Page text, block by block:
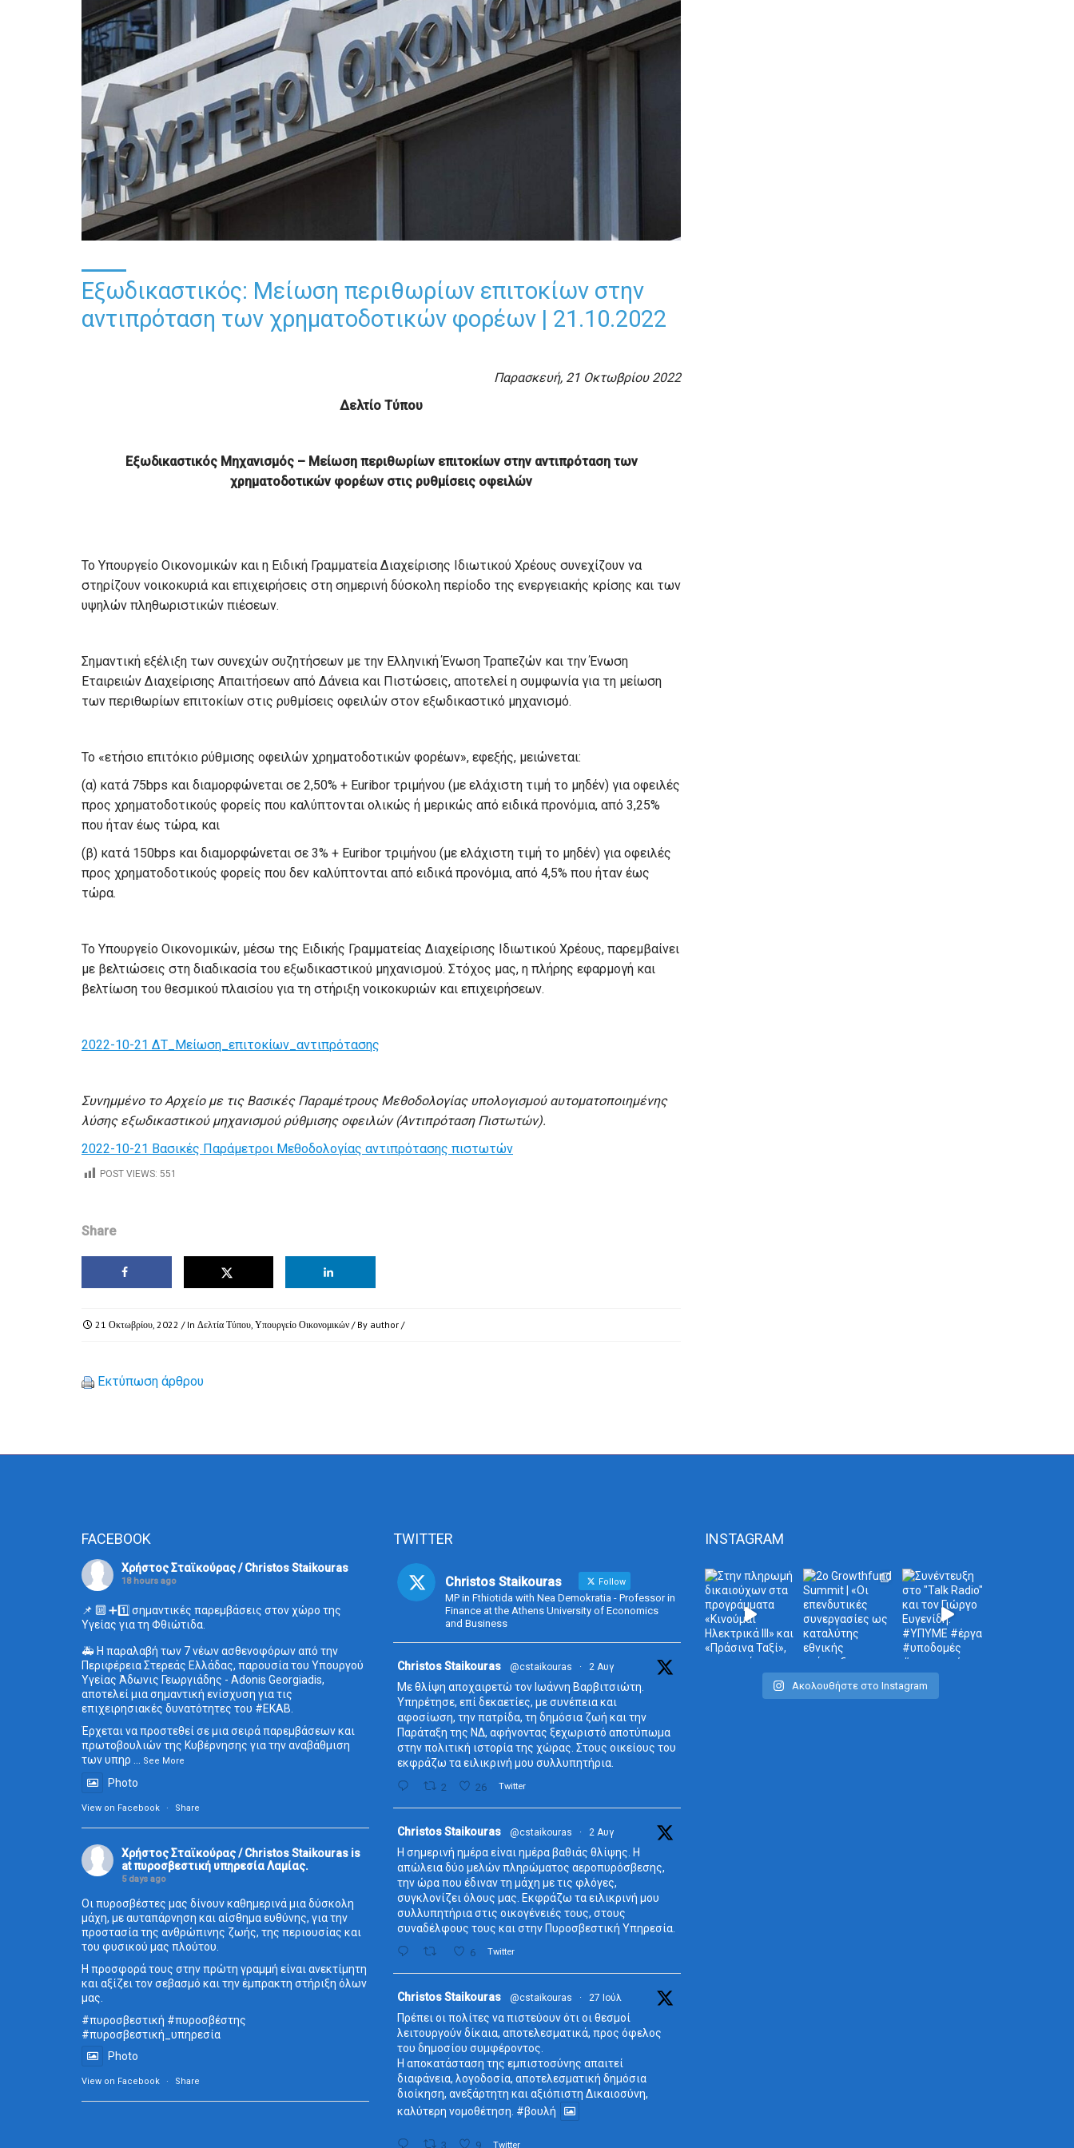
Εξωδικαστικός: Μείωση περιθωρίων επιτοκίων στην
αντιπρόταση των χρηματοδοτικών φορέων | 21.10.2022
Παρασκευή, 21 Οκτωβρίου 2022
Δελτίο Τύπου
Εξωδικαστικός Μηχανισμός – Μείωση περιθωρίων επιτοκίων στην αντιπρόταση των
χρηματοδοτικών φορέων στις ρυθμίσεις οφειλών
Το Υπουργείο Οικονομικών και η Ειδική Γραμματεία Διαχείρισης Ιδιωτικού Χρέους συνεχίζουν να
στηρίζουν νοικοκυριά και επιχειρήσεις στη σημερινή δύσκολη περίοδο της ενεργειακής κρίσης και των
υψηλών πληθωριστικών πιέσεων.
Σημαντική εξέλιξη των συνεχών συζητήσεων με την Ελληνική Ένωση Τραπεζών και την Ένωση
Εταιρειών Διαχείρισης Απαιτήσεων από Δάνεια και Πιστώσεις, αποτελεί η συμφωνία για τη μείωση
των περιθωρίων επιτοκίων στις ρυθμίσεις οφειλών στον εξωδικαστικό μηχανισμό.
Το «ετήσιο επιτόκιο ρύθμισης οφειλών χρηματοδοτικών φορέων», εφεξής, μειώνεται:
(α) κατά 75bps και διαμορφώνεται σε 2,50% + Euribor τριμήνου (με ελάχιστη τιμή το μηδέν) για οφειλές
προς χρηματοδοτικούς φορείς που καλύπτονται ολικώς ή μερικώς από ειδικά προνόμια, από 3,25%
που ήταν έως τώρα, και
(β) κατά 150bps και διαμορφώνεται σε 3% + Euribor τριμήνου (με ελάχιστη τιμή το μηδέν) για οφειλές
προς χρηματοδοτικούς φορείς που δεν καλύπτονται από ειδικά προνόμια, από 4,5% που ήταν έως
τώρα.
To Υπουργείο Οικονομικών, μέσω της Ειδικής Γραμματείας Διαχείρισης Ιδιωτικού Χρέους, παρεμβαίνει
με βελτιώσεις στη διαδικασία του εξωδικαστικού μηχανισμού. Στόχος μας, η πλήρης εφαρμογή και
βελτίωση του θεσμικού πλαισίου για τη στήριξη νοικοκυριών και επιχειρήσεων.
2022-10-21 ΔΤ_Μείωση_επιτοκίων_αντιπρότασης
Συνημμένο το Αρχείο με τις Βασικές Παραμέτρους Μεθοδολογίας υπολογισμού αυτοματοποιημένης
λύσης εξωδικαστικού μηχανισμού ρύθμισης οφειλών (Αντιπρόταση Πιστωτών).
2022-10-21 Βασικές Παράμετροι Μεθοδολογίας αντιπρότασης πιστωτών
POST VIEWS: 551
Share
21 Οκτωβρίου, 2022 / In Δελτία Τύπου Υπουργείο Οικονομικών / By author /
Εκτύπωση άρθρου
FACEBOOK
Χρήστος Σταϊκούρας / Christos Staikouras
18 hours ago
📌 🔟 ➕1️⃣ σημαντικές παρεμβάσεις στον χώρο της
Υγείας για τη Φθιώτιδα.
🚑 Η παραλαβή των 7 νέων ασθενοφόρων από την
Περιφέρεια Στερεάς Ελλάδας, παρουσία του Υπουργού
Υγείας Άδωνις Γεωργιάδης - Adonis Georgiadis,
αποτελεί μια σημαντική ενίσχυση για τις
επιχειρησιακές δυνατότητες του #ΕΚΑΒ
Έρχεται να προστεθεί σε μια σειρά παρεμβάσεων και
πρωτοβουλιών της Κυβέρνησης για την αναβάθμιση
των υπηρ
See More
Photo
View on Facebook · Share
Χρήστος Σταϊκούρας / Christos Staikouras is
at πυροσβεστική υπηρεσία Λαμίας.
5 days ago
Οι πυροσβέστες μας δίνουν καθημερινά μια δύσκολη
μάχη, με αυταπάρνηση και αίσθημα ευθύνης, για την
προστασία της ανθρώπινης ζωής, της περιουσίας και
του φυσικού μας πλούτου.
Η προσφορά τους στην πρώτη γραμμή είναι ανεκτίμητη
και αξίζει τον σεβασμό και την έμπρακτη στήριξη όλων
μας.
#πυροσβεστική #πυροσβέστης
#πυροσβεστική_ υπηρεσία
Photo
View on Facebook · Share
TWITTER
Christos Staikouras Follow
MP in Fthiotida with Nea Demokratia - Professor in
Finance at the Athens University of Economics
and Business
Avata
Christos Staikouras @cstaikouras · 2 Αυγ
Με θλίψη αποχαιρετώ τον Ιωάννη Βαρβιτσιώτη.
Υπηρέτησε, επί δεκαετίες, με συνέπεια και
αφοσίωση, την πατρίδα, τη δημόσια ζωή και την
Παράταξη της ΝΔ, αφήνοντας ξεχωριστό αποτύπωμα
στην πολιτική ιστορία της χώρας. Στους οικείους του
εκφράζω τα ειλικρινή μου συλλυπητήρια.
2 26 Twitter
Avata
Christos Staikouras @cstaikouras · 2 Αυγ
Η σημερινή ημέρα είναι ημέρα βαθιάς θλίψης. Η
απώλεια δύο μελών πληρώματος αεροπυρόσβεσης,
την ώρα που έδιναν τη μάχη με τις φλόγες,
συγκλονίζει όλους μας. Εκφράζω τα ειλικρινή μου
συλλυπητήρια στις οικογένειές τους, στους
συναδέλφους τους και στην Πυροσβεστική Υπηρεσία.
6 Twitter
Christos Staikouras @cstaikouras · 27 Ιούλ
Πρέπει οι πολίτες να πιστεύουν ότι οι θεσμοί
λειτουργούν δίκαια, αποτελεσματικά, προς όφελος
του δημοσίου συμφέροντος.
Η αποκατάσταση της εμπιστοσύνης απαιτεί
διαφάνεια, λογοδοσία, αποτελεσματική δημόσια
διοίκηση, ανεξάρτητη και αξιόπιστη Δικαιοσύνη,
καλύτερη νομοθέτηση. #βουλή
3 9 Twitter
INSTAGRAM
Ακολουθήστε στο Instagram